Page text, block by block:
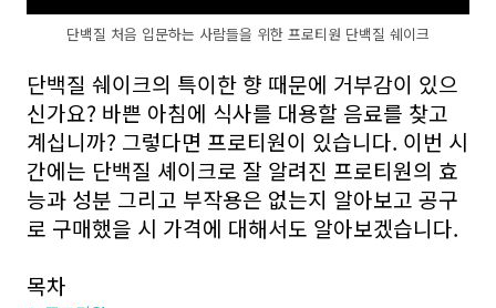
단백질 처음 입문하는 사람들을 위한 프로티원 단백질 쉐이크
단백질 쉐이크의 특이한 향 때문에 거부감이 있으
신가요? 바쁜 아침에 식사를 대용할 음료를 찾고
계십니까? 그렇다면 프로티원이 있습니다. 이번 시
간에는 단백질 셰이크로 잘 알려진 프로티원의 효
능과 성분 그리고 부작용은 없는지 알아보고 공구
로 구매했을 시 가격에 대해서도 알아보겠습니다.
목차